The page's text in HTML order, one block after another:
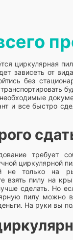
циркулярная
зависеть от
без
и все быстро
требует
циркулярной
не только на
взять пилу на
сделать. Но
пилу
На руки вы